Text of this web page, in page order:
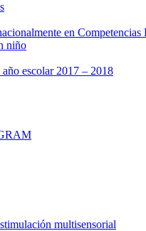
en
niño
escolar 2017 – 2018
multisensorial